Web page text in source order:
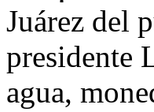
Juárez del
presidente
agua,